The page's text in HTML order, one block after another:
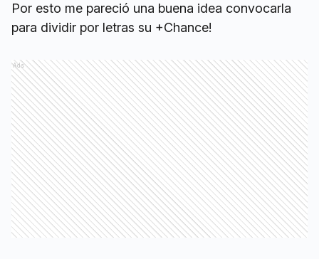
Por esto me pareció una buena idea convocarla
para dividir por letras su +Chance!
Ads